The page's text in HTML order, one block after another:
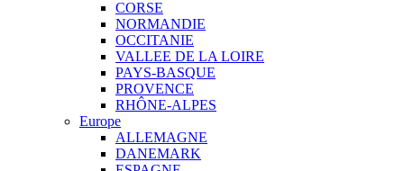
CORSE
NORMANDIE
OCCITANIE
VALLEE DE LA LOIRE
PAYS-BASQUE
PROVENCE
RHÔNE-ALPES
Europe
ALLEMAGNE
DANEMARK